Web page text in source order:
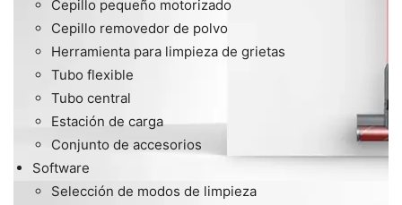
Cepillo pequeño motorizado
Cepillo removedor de polvo
Herramienta para limpieza de grietas
Tubo flexible
Tubo central
Estación de carga
Conjunto de accesorios
Software
Selección de modos de limpieza